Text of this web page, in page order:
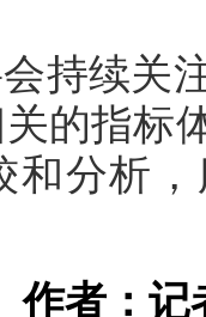
持续关
的指标
和分析
作者：